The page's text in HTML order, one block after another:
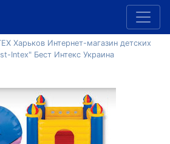
Харьков Интернет-магазин детских
Intex" Бест Интекс Украина